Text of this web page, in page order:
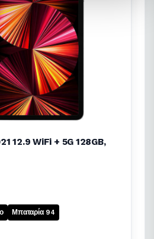
12.9 WiFi + 5G 128GB,
Μπαταρία 94